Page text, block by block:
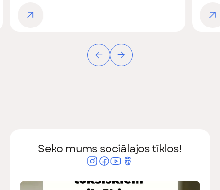
Seko mums sociālajos tīklos!